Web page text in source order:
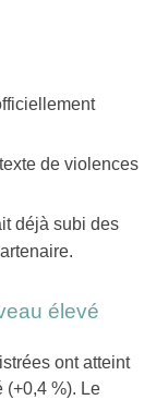
de violences
déjà subi des
élevé
ont atteint
(+0,4 %). Le